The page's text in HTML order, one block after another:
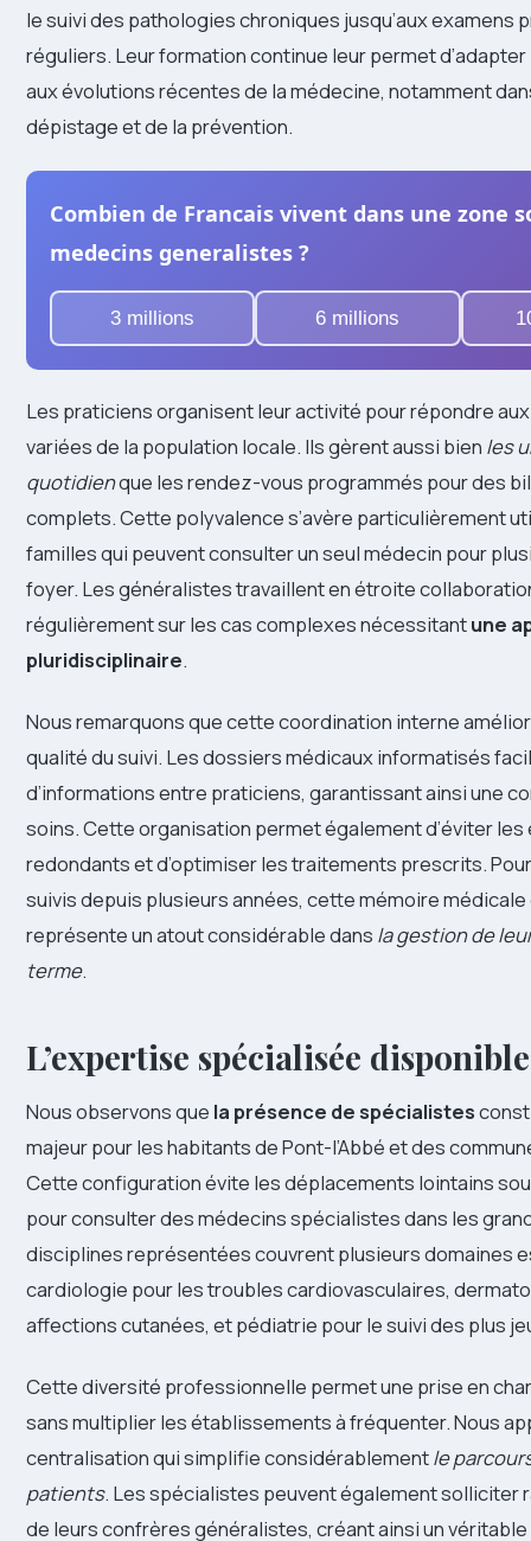
le suivi des pathologies chroniques jusqu’aux examens
réguliers. Leur formation continue leur permet
aux évolutions récentes de la médecine, notamment
dépistage et de la prévention.
Combien de Francais vivent dans une zone
medecins generalistes ?
3 millions 6 millions
Les praticiens organisent leur activité pour répondre
variées de la population locale. Ils gèrent aussi bien les
quotidienque les rendez-vous programmés pour des
complets. Cette polyvalence s’avère particulièrement
familles qui peuvent consulter un seul médecin pour
foyer. Les généralistes travaillent en étroite
régulièrement sur les cas complexes nécessitantune
pluridisciplinaire.
Nous remarquons que cette coordination interne
qualité du suivi. Les dossiers médicaux informatisés
d’informations entre praticiens, garantissant ainsi une
soins. Cette organisation permet également d’éviter les
redondants et d’optimiser les traitements prescrits.
suivis depuis plusieurs années, cette mémoire
représente un atout considérable dans la gestion de
terme.
L’expertise spécialisée
Nous observons que la présence de spécialistes
majeur pour les habitants de Pont-l’Abbé et des
Cette configuration évite les déplacements lointains
pour consulter des médecins spécialistes dans les
disciplines représentées couvrent plusieurs domaines
cardiologie pour les troubles cardiovasculaires,
affections cutanées, et pédiatrie pour le suivi des plus
Cette diversité professionnelle permet une prise en
sans multiplier les établissements à fréquenter. Nous
centralisation qui simplifie considérablementle
patients. Les spécialistes peuvent également solliciter
de leurs confrères généralistes, créant ainsi un